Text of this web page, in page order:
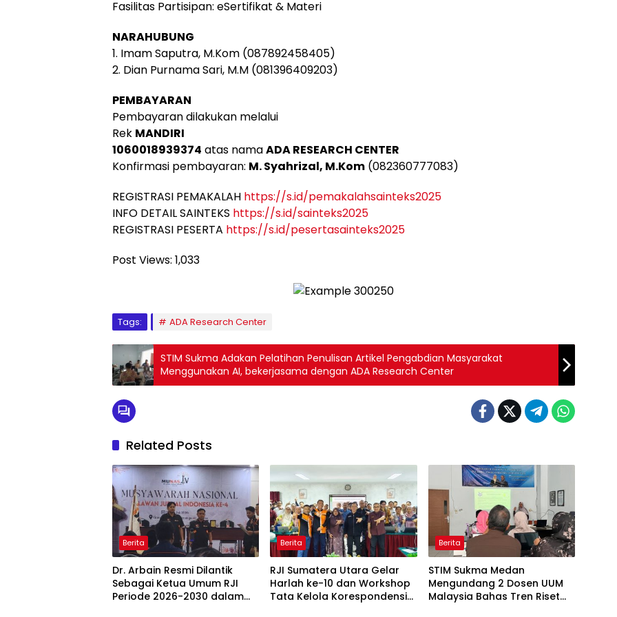
Fasilitas Partisipan: eSertifikat & Materi
NARAHUBUNG
1. Imam Saputra, M.Kom (087892458405)
2. Dian Purnama Sari, M.M (081396409203)
PEMBAYARAN
Pembayaran dilakukan melalui
Rek MANDIRI
1060018939374 atas namaADA RESEARCH CENTER
Konfirmasi pembayaran: M. Syahrizal, M.Kom (082360777083)
REGISTRASI PEMAKALAH https://s.id/pemakalahsainteks2025
INFO DETAIL SAINTEKS https://s.id/sainteks2025
REGISTRASI PESERTA https://s.id/pesertasainteks2025
Post Views: 1,033
Tags: ADA Research Center
STIM Sukma Adakan Pelatihan Penulisan Artikel Pengabdian Masyarakat
Menggunakan AI, bekerjasama dengan ADA Research Center
Related Posts
Berita
Dr. Arbain Resmi Dilantik
Sebagai Ketua Umum RJI
Periode 2026-2030 dalam
Berita
RJI Sumatera Utara Gelar
Harlah ke-10 dan Workshop
Tata Kelola Korespondensi
Berita
STIM Sukma Medan
Mengundang 2 Dosen UUM
Malaysia Bahas Tren Riset